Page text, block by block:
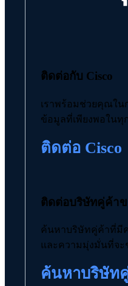
ติดต่อกับ Cisco
เราพร้อมช่วยคุณใน
ข้อมูลที่เพียงพอในทุ
ติดต่อ Cisco
ติดต่อบริษัทคู่ค้าข
ค้นหาบริษัทคู่ค้าที่มี
และความมุ่งมั่นที่จะ
ค้นหาบริษัท